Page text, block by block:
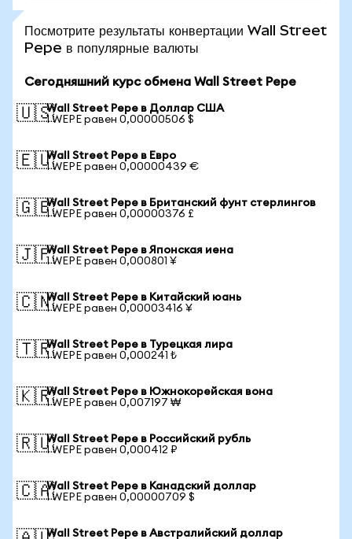
Посмотрите результаты конвертации Wall Street
Pepe в популярные валюты
Сегодняшний курс обмена Wall Street Pepe
🇺🇸Wall Street Pepe в Доллар США
1 WEPE равен 0,00000506 $
🇪🇺Wall Street Pepe в Евро
1 WEPE равен 0,00000439 €
🇬🇧Wall Street Pepe в Британский фунт стерлингов
1 WEPE равен 0,00000376 £
🇯🇵Wall Street Pepe в Японская иена
1 WEPE равен 0,000801 ¥
🇨🇳Wall Street Pepe в Китайский юань
1 WEPE равен 0,00003416 ¥
🇹🇷Wall Street Pepe в Турецкая лира
1 WEPE равен 0,000241 ₺
🇰🇷Wall Street Pepe в Южнокорейская вона
1 WEPE равен 0,007197 ₩
🇷🇺Wall Street Pepe в Российский рубль
1 WEPE равен 0,000412 ₽
🇨🇦Wall Street Pepe в Канадский доллар
1 WEPE равен 0,00000709 $
Wall Street Pepe в Австралийский доллар